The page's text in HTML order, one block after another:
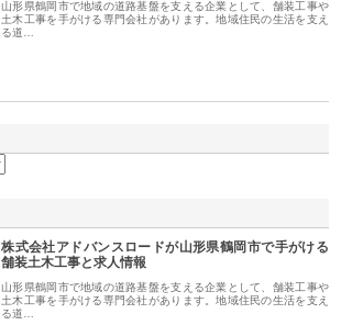
山形県鶴岡市で地域の道路基盤を支える企業として、舗装工事や
土木工事を手がける専門会社があります。地域住民の生活を支え
る道…
株式会社アドバンスロードが山形県鶴岡市で手がける
舗装土木工事と求人情報
山形県鶴岡市で地域の道路基盤を支える企業として、舗装工事や
土木工事を手がける専門会社があります。地域住民の生活を支え
る道…